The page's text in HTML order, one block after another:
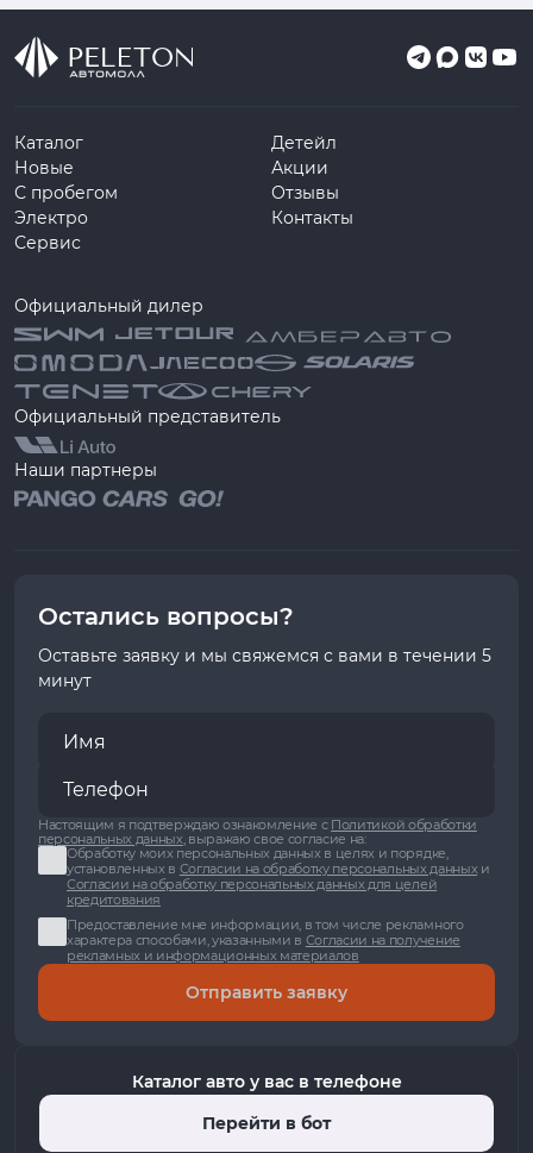
Каталог
Новые
С пробегом
Электро
Сервис
Детейл
Акции
Отзывы
Контакты
Официальный дилер
Официальный представитель
Наши партнеры
Остались вопросы?
Оставьте заявку и мы свяжемся с вами в течении 5
минут
Настоящим я подтверждаю ознакомление с Политикой обработки
персональных данных, выражаю свое согласие на:
Обработку моих персональных данных в целях и порядке,
установленных в Согласии на обработку персональных данныхи
Согласии на обработку персональных данных для целей
кредитования
Предоставление мне информации, в том числе рекламного
характера способами, указанными в Согласии на получение
рекламных и информационных материалов
Отправить заявку
Каталог авто у вас в телефоне
Перейти в бот